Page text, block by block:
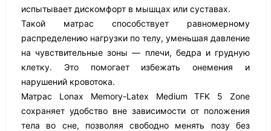
испытывает дискомфорт в мышцах или суставах.
Такой матрас способствует равномерному
распределению нагрузки по телу, уменьшая давление
на чувствительные зоны — плечи, бедра и грудную
клетку. Это помогает избежать онемения и
нарушений кровотока.
Матрас Lonax Memory-Latex Medium TFK 5 Zone
сохраняет удобство вне зависимости от положения
тела во сне, позволяя свободно менять позу без